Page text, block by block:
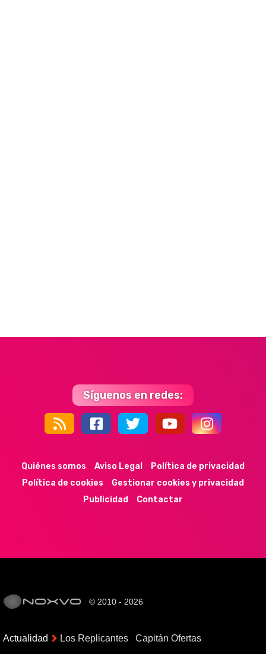
Síguenos en redes:
44k 9k 35k 352
Quiénes somos Aviso Legal
Política de privacidad
Política de cookies
Gestionar cookies y privacidad
Publicidad
Contactar
© 2010 - 2026
Actualidad Los Replicantes Capitán Ofertas